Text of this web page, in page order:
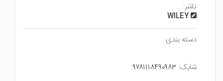
ناشر:
WILEY
دسته بندی:
شابک: ۹۷۸۱۱۱۸۴۹۰۹۸۳